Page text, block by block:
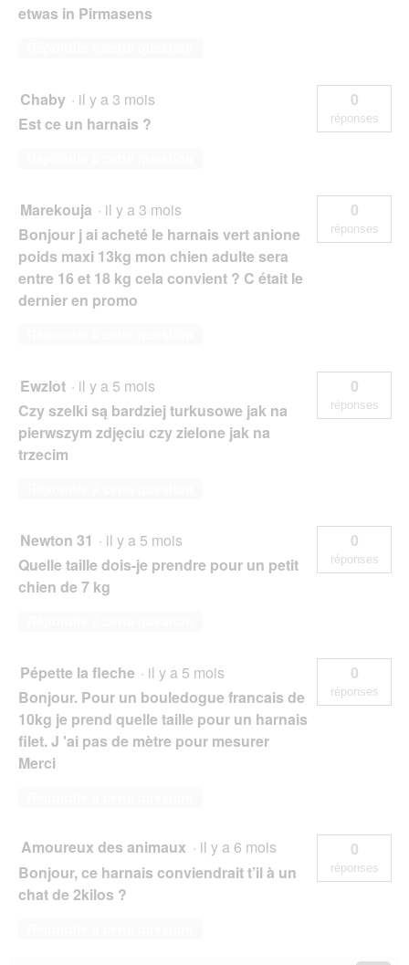
etwas in Pirmasens
Chaby · il y a 3 mois
Est ce un harnais ?
0
réponses
Marekouja · il y a 3 mois
Bonjour j ai acheté le harnais vert anione
poids maxi 13kg mon chien adulte sera
entre 16 et 18 kg cela convient ? C était le
dernier en promo
0
réponses
Ewzlot · il y a 5 mois
Czy szelki są bardziej turkusowe jak na
pierwszym zdjęciu czy zielone jak na
trzecim
0
réponses
Newton 31 · il y a 5 mois
Quelle taille dois-je prendre pour un petit
chien de 7 kg
0
réponses
Pépette la fleche · il y a 5 mois
Bonjour. Pour un bouledogue francais de
10kg je prend quelle taille pour un harnais
filet. J 'ai pas de mètre pour mesurer
Merci
0
réponses
Amoureux des animaux · il y a 6 mois
Bonjour, ce harnais conviendrait t’il à un
chat de 2kilos ?
0
réponses